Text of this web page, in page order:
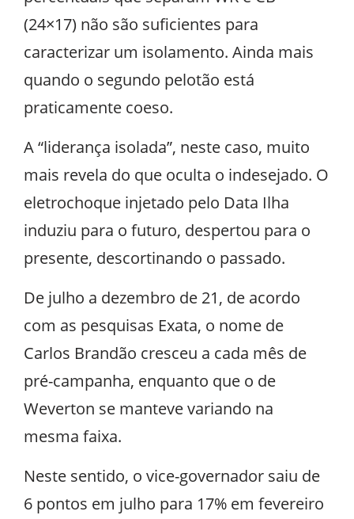
(24×17) não são suficientes para
caracterizar um isolamento. Ainda mais
quando o segundo pelotão está
praticamente coeso.
A “liderança isolada”, neste caso, muito
mais revela do que oculta o indesejado. O
eletrochoque injetado pelo Data Ilha
induziu para o futuro, despertou para o
presente, descortinando o passado.
De julho a dezembro de 21, de acordo
com as pesquisas Exata, o nome de
Carlos Brandão cresceu a cada mês de
pré-campanha, enquanto que o de
Weverton se manteve variando na
mesma faixa.
Neste sentido, o vice-governador saiu de
6 pontos em julho para 17% em fevereiro